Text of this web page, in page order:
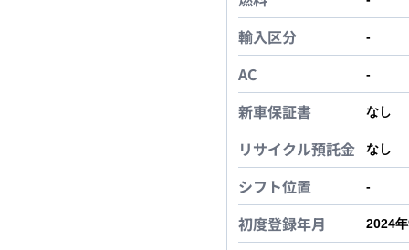
輸入区分 -
AC -
新車保証書 なし
リサイクル預託金 なし
シフト位置 -
初度登録年月 2024年